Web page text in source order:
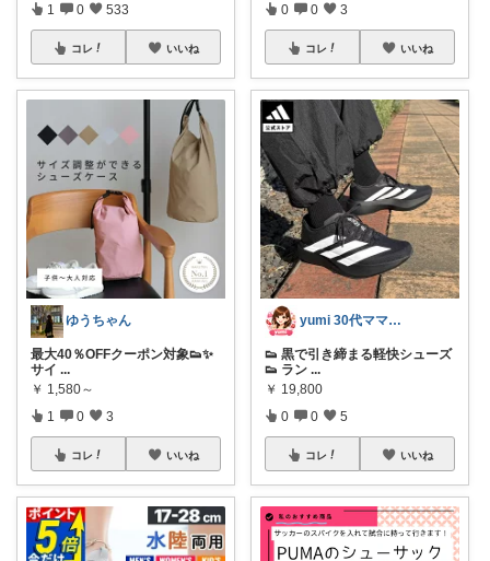
1 0 533
コレ いいね
ゆうちゃん
最大40％OFFクーポン対象👟✨
サイ ...
￥ 1,580～
1 0 3
コレ いいね
0 0 3
コレ いいね
yumi 30代ママが損しない買い物
👟 黒で引き締まる軽快シューズ
👟 ラン ...
￥ 19,800
0 0 5
コレ いいね